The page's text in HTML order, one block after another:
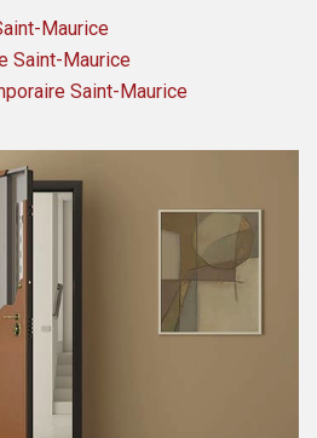
Maurice
Saint-Maurice
Saint-Maurice